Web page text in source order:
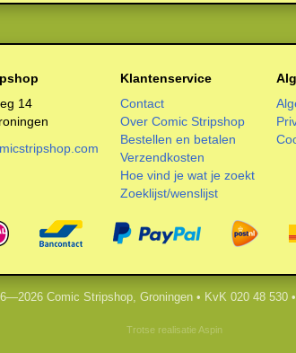
14
Klantenservice
Contact
Over Comic Stripshop
Bestellen en betalen
Verzendkosten
Hoe vind je wat je zoekt
Zoeklijst/wenslijst
Comic Stripshop, Groningen • KvK 020 48 530
Trotse realisatieAspin